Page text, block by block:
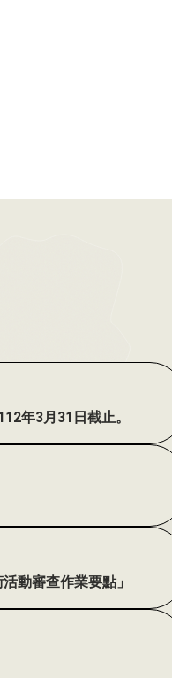
年3月31日截止。
動審查作業要點」